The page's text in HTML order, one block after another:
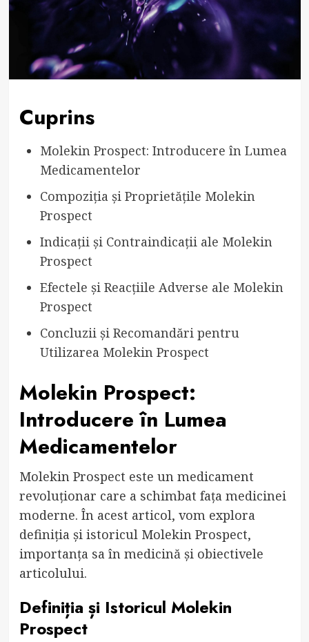
Cuprins
Molekin Prospect: Introducere în Lumea
Medicamentelor
Compoziția și Proprietățile Molekin
Prospect
Indicații și Contraindicații ale Molekin
Prospect
Efectele și Reacțiile Adverse ale Molekin
Prospect
Concluzii și Recomandări pentru
Utilizarea Molekin Prospect
Molekin Prospect:
Introducere în Lumea
Medicamentelor
Molekin Prospect este un medicament
revoluționar care a schimbat fața medicinei
moderne. În acest articol, vom explora
definiția și istoricul Molekin Prospect,
importanța sa în medicină și obiectivele
articolului.
Definiția și Istoricul Molekin
Prospect